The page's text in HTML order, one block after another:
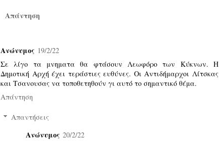
Απάντηση
Ανώνυμος 19/2/22
Σε λίγο τα μνηματα θα φτάσουν Λεωφόρο των Κύκνων. Η
Δημοτική Αρχή έχει τεράστιες ευθύνες. Οι Αντιδήμαρχοι Λίτσκας
και Τσανουσας να τοποθετηθούν γι αυτό το σημαντικό θέμα.
Απάντηση
Απαντήσεις
Ανώνυμος 20/2/22